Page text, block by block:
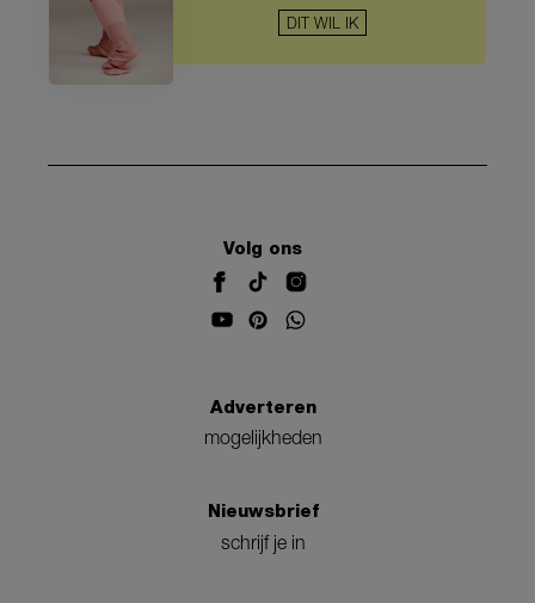
DIT WIL IK
Volg ons
Adverteren
mogelijkheden
Nieuwsbrief
schrijf je in